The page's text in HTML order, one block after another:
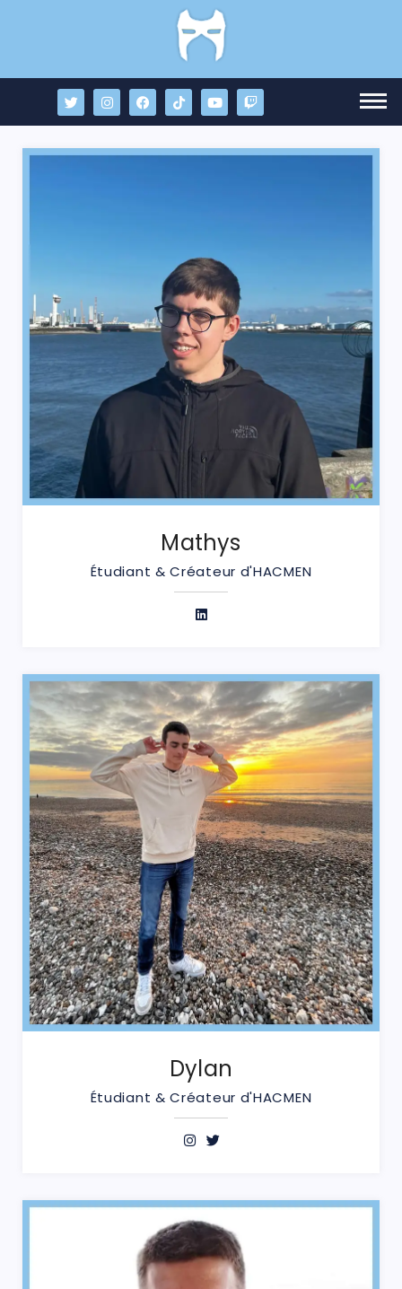
Mathys
Étudiant & Créateur d'HACMEN
Dylan
Étudiant & Créateur d'HACMEN